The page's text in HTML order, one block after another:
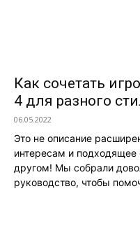
Как сочетать
4 для разного
06.05.2022
Это не описание
интересам и подходящее
другом! Мы собрали
руководство, чтобы